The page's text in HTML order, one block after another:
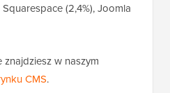
(2,4%), Joomla
znajdziesz w naszym
CMS.